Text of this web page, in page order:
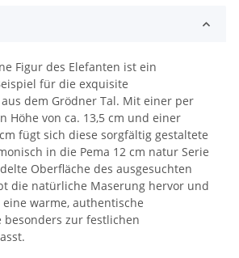
Figur des Elefanten ist ein
für die exquisite
dem Grödner Tal. Mit einer per
Höhe von ca. 13,5 cm und einer
fügt sich diese sorgfältig gestaltete
in die Pema 12 cm natur Serie
Oberfläche des ausgesuchten
die natürliche Maserung hervor und
warme, authentische
besonders zur festlichen